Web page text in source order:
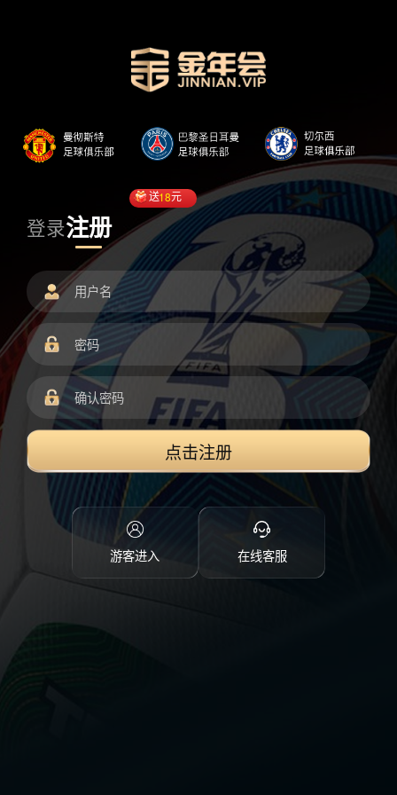
登录注册
送18元
点击注册
游客进入 在线客服